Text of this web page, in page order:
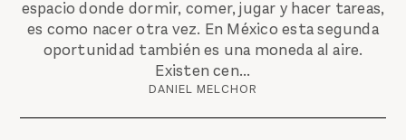
espacio donde dormir, comer, jugar y hacer tareas,
es como nacer otra vez. En México esta segunda
oportunidad también es una moneda al aire.
Existen cen...
DANIEL MELCHOR